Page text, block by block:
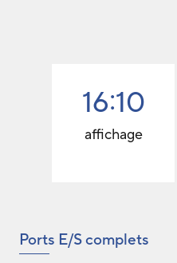
16:10
affichage
Ports E/S complets